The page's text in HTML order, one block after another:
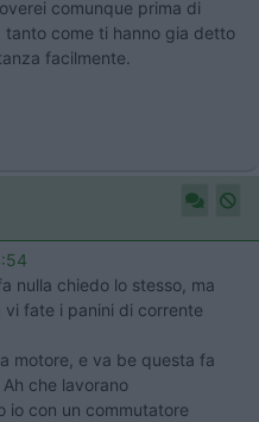
comunque prima di
come ti hanno gia detto
facilmente.
nulla chiedo lo stesso, ma
fate i panini di corrente
motore, e va be questa fa
che lavorano
io con un commutatore